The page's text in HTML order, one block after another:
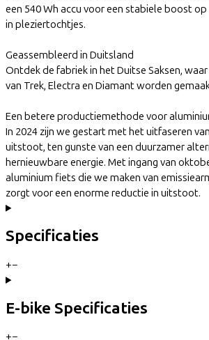
een 540 Wh accu voor een stabiele boost
in pleziertochtjes.
Geassembleerd in Duitsland
Ontdek de fabriek in het Duitse Saksen,
van Trek, Electra en Diamant worden
Een betere productiemethode voor
In 2024 zijn we gestart met het uitfaseren
uitstoot, ten gunste van een duurzamer
hernieuwbare energie. Met ingang van
aluminium fiets die we maken van
zorgt voor een enorme reductie in uitstoot.
Specificaties
+−
E-bike Specificaties
+−